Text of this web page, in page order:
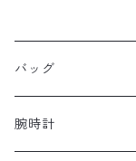
バッグ
腕時計